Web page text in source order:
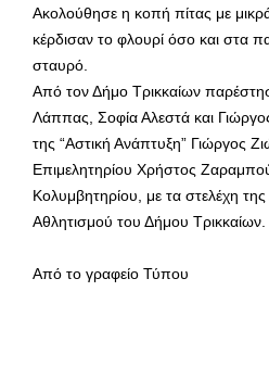
Ακολούθησε η κοπή πίτας με
κέρδισαν το φλουρί όσο και στα
σταυρό.
Από τον Δήμο Τρικκαίων
Λάππας, Σοφία Αλεστά και
της “Αστική Ανάπτυξη” Γιώργος
Επιμελητηρίου Χρήστος
Κολυμβητηρίου, με τα στελέχη της
Αθλητισμού του Δήμου Τρικκαίων.
Από το γραφείο Τύπου